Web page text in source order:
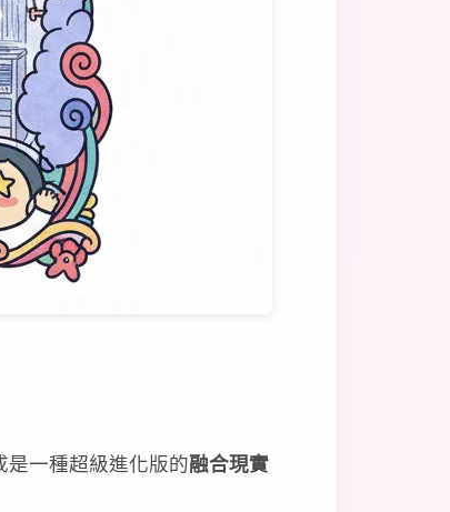
是一種超級進化版的融合現實